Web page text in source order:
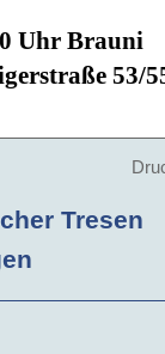
Uhr Brauni
53/
Tresen